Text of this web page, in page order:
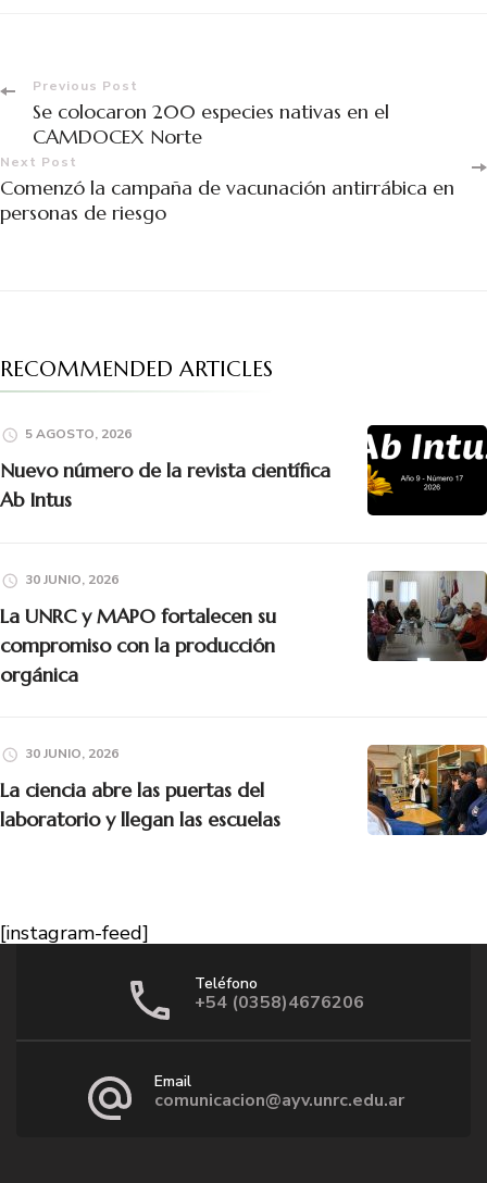
Previous Post
Se colocaron 200 especies nativas en el
CAMDOCEX Norte
Next Post
Comenzó la campaña de vacunación antirrábica en
personas de riesgo
RECOMMENDED ARTICLES
5 AGOSTO, 2026
Nuevo número de la revista científica
Ab Intus
30 JUNIO, 2026
La UNRC y MAPO fortalecen su
compromiso con la producción
orgánica
30 JUNIO, 2026
La ciencia abre las puertas del
laboratorio y llegan las escuelas
[instagram-feed]
Teléfono
+54 (0358)4676206
Email
comunicacion@ayv.unrc.edu.ar